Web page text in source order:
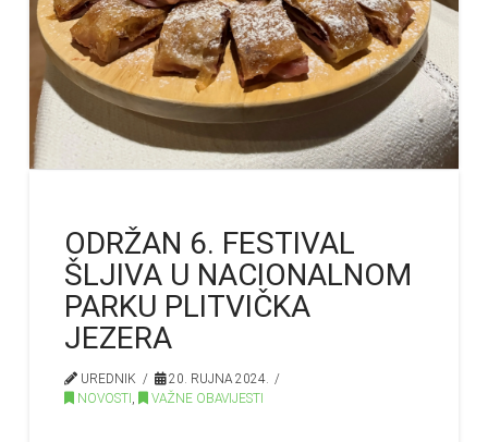
ODRŽAN 6. FESTIVAL
ŠLJIVA U NACIONALNOM
PARKU PLITVIČKA
JEZERA
UREDNIK
20. RUJNA 2024.
NOVOSTI
VAŽNE OBAVIJESTI